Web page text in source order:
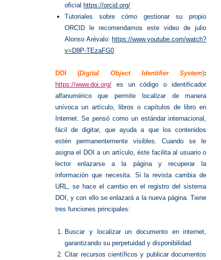
oficial https://orcid.org/
Tutoriales sobre cómo gestionar su propio
ORCID le recomendamos este video de julio
Alonso Arévalo: https://www.youtube.com/watch?
v=D9P-TEzaFG0
DOI (Digital Object Identifier System):
https://www.doi.org/es un código o identificador
alfanumérico que permite localizar de manera
unívoca un artículo, libros o capítulos de libro en
Internet. Se pensó como un estándar internacional,
fácil de digitar, que ayuda a que los contenidos
estén permanentemente visibles. Cuando se le
asigna el DOI a un artículo, éste facilita al usuario o
lector enlazarse a la página y recuperar la
información que necesita. Si la revista cambia de
URL, se hace el cambio en el registro del sistema
DOI, y con ello se enlazará a la nueva página. Tiene
tres funciones principales:
Buscar y localizar un documento en internet,
garantizando su perpetuidad y disponibilidad.
Citar recursos científicos y publicar documentos